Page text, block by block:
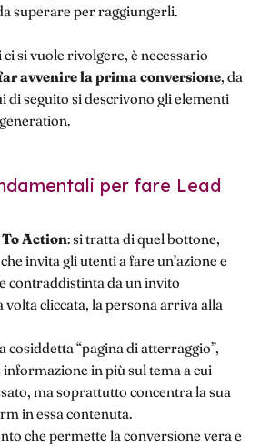
superare per raggiungerli.
ci si vuole rivolgere, è necessario
avvenire la prima conversione, da
di seguito si descrivono gli elementi
per fare Lead
To Action: si tratta di quel bottone,
invita gli utenti a fare un’azione e
contraddistinta da un invito
volta cliccata, la persona arriva alla
cosiddetta “pagina di atterraggio”,
in più sul tema a cui
ma soprattutto concentra la sua
in essa contenuta.
che permette la conversione vera e